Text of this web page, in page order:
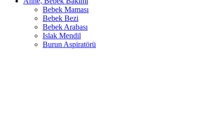
Bebek Maması
Bebek Bezi
Bebek Arabası
Islak Mendil
Burun Aspiratörü